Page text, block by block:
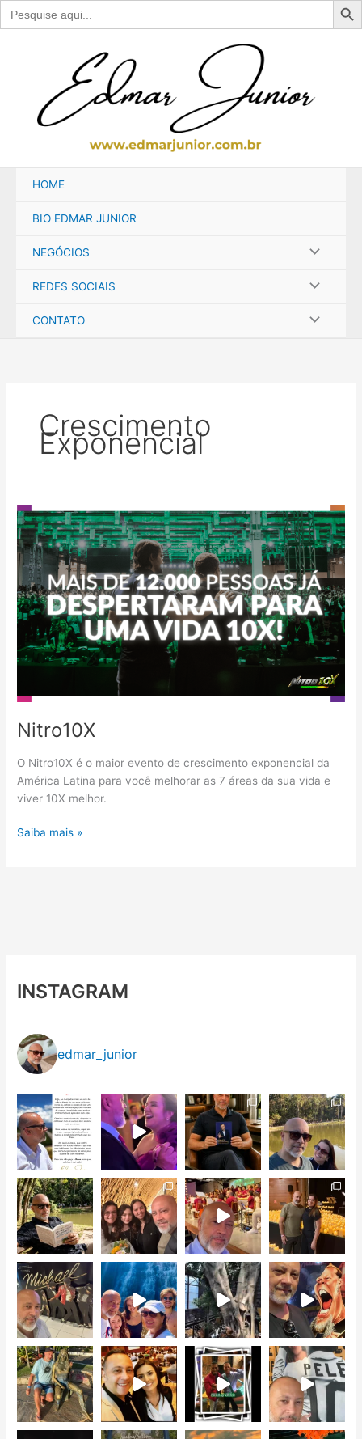
Search
for:
HOME
BIO EDMAR JUNIOR
NEGÓCIOS
REDES SOCIAIS
CONTATO
Crescimento
Exponencial
Nitro10X
O Nitro10X é o maior evento de crescimento exponencial da
América Latina para você melhorar as 7 áreas da sua vida e
viver 10X melhor.
Nitro10X
Saiba mais »
INSTAGRAM
edmar_junior